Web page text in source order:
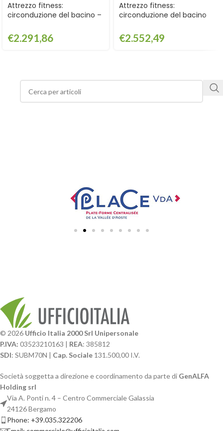
Attrezzo fitness:
circonduzione del bacino –
€2.291,86
Attrezzo fitness:
circonduzione del bacino
€2.552,49
© 2026 Ufficio Italia 2000 Srl Unipersonale
P.IVA: 03523210163 | REA: 385812
SDI: SUBM70N | Cap. Sociale 131.500,00 I.V.
Società soggetta a direzione e coordinamento da parte di GenALFA
Holding srl
Via A. Ponti n. 4 – Centro Commerciale Galassia
24126 Bergamo
Phone: +39.035.322206